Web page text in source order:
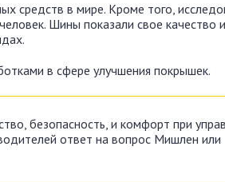
средств в мире. Кроме того,
Шины показали свое качество
в сфере улучшения покрышек.
безопасность, и комфорт при
ответ на вопрос Мишлен или